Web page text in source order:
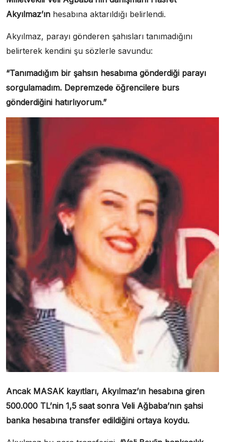
Akyılmaz’ın hesabına aktarıldığı belirlendi.
Akyılmaz, parayı gönderen şahısları tanımadığını
belirterek kendini şu sözlerle savundu:
“Tanımadığım bir şahsın hesabıma gönderdiği parayı
sorgulamadım. Depremzede öğrencilere burs
gönderdiğini hatırlıyorum.”
Ancak MASAK kayıtları, Akyılmaz’ın hesabına giren
500.000 TL’nin 1,5 saat sonra Veli Ağbaba’nın şahsi
banka hesabına transfer edildiğini ortaya koydu.